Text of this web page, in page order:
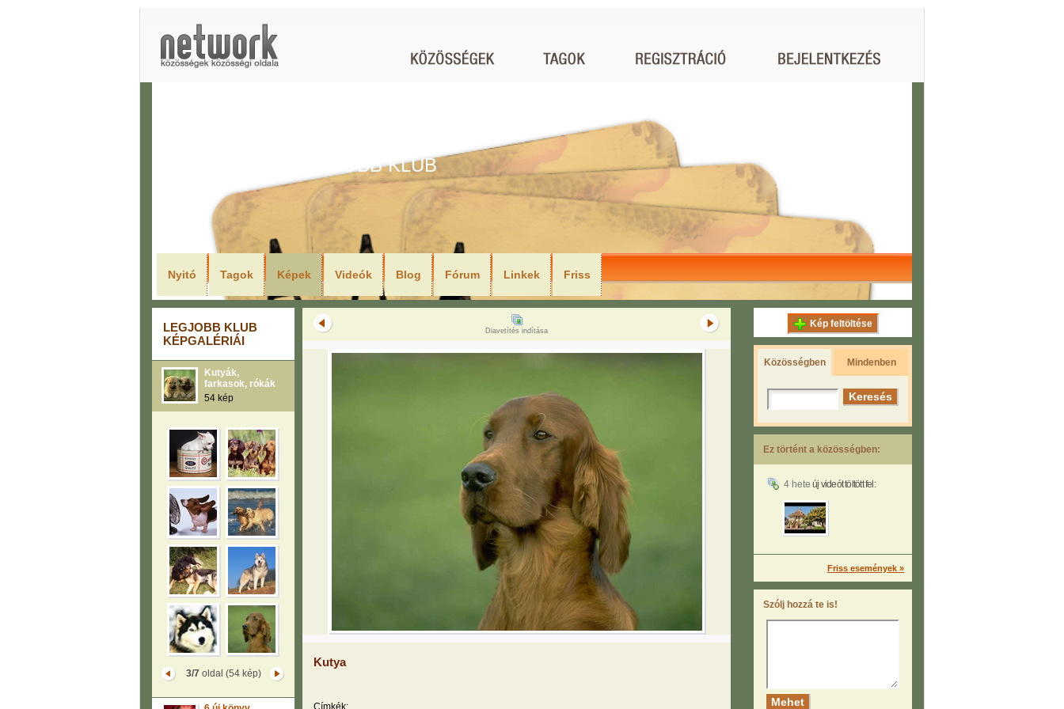
LEGJOBB KLUB
Nyitó Tagok Képek Videók Blog Fórum Linkek Friss
LEGJOBB KLUB
KÉPGALÉRIÁI
Kutyák,
farkasok, rókák
54 kép
3/7oldal (54 kép)
Diavetítés indítása
Kutya
Címkék:
Kép feltöltése
Közösségben Mindenben
Ez történt a közösségben:
4 hete új videót töltött fel:
Friss események »
Szólj hozzá te is!